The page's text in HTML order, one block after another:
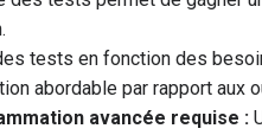
tests en fonction des
abordable par rapport aux
avancée requise :